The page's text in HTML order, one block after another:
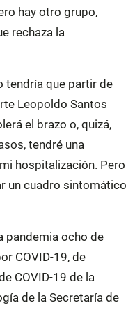
hay otro grupo,
rechaza la
tendría que partir de
Leopoldo Santos
el brazo o, quizá,
tendré una
hospitalización. Pero
un cuadro sintomático
pandemia ocho de
COVID-19, de
COVID-19 de la
de la Secretaría de